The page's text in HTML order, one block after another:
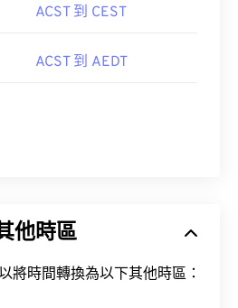
ACST 到 CEST
ACST 到 AEDT
他時區
將時間轉換為以下其他時區：